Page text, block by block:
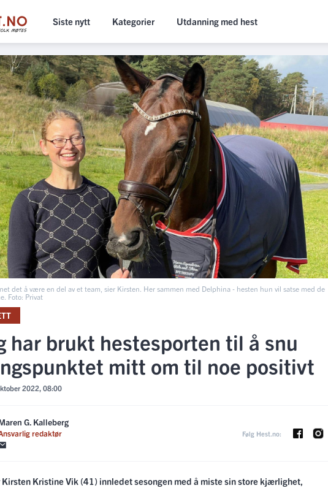
Siste nytt Kategorier Utdanning med hest
det å være en del av et team, sier Kirsten. Her sammen med Delphina - hesten hun vil satse med de
Foto: Privat
har brukt hestesporten til å snu
mitt om til noe positivt
2022, 08:00
G. Kalleberg
redaktør Følg Hest.no:
Kristine Vik (41) innledet sesongen med å miste sin store kjærlighet,